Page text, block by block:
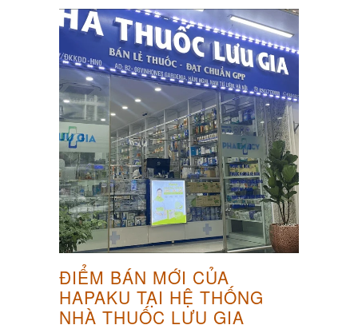
ĐIỂM BÁN MỚI CỦA
HAPAKU TẠI HỆ THỐNG
NHÀ THUỐC LƯU GIA